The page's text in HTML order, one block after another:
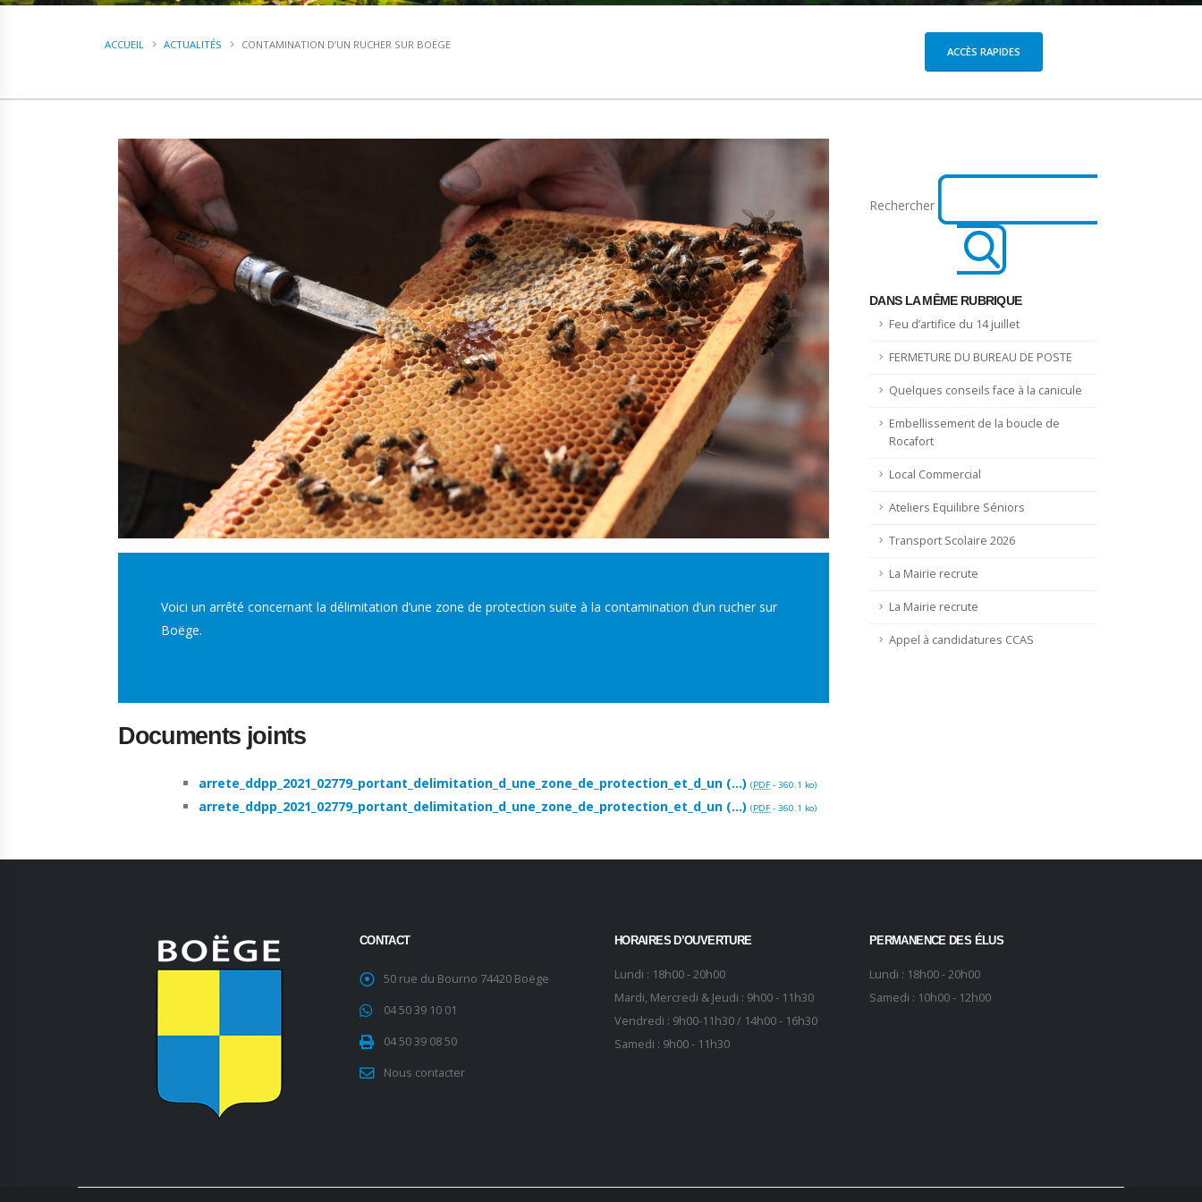
ACCUEIL ACTUALITÉS CONTAMINATION D’UN RUCHER SUR BOËGE
ACCÈS RAPIDES
Voici un arrêté concernant la délimitation d’une zone de protection suite à la contamination d’un rucher sur
Boëge.
Documents joints
arrete_ddpp_2021_02779_portant_delimitation_d_une_zone_de_protection_et_d_un (...) (PDF - 360.1 ko)
arrete_ddpp_2021_02779_portant_delimitation_d_une_zone_de_protection_et_d_un (...) (PDF - 360.1 ko)
Rechercher
DANS LA MÊME RUBRIQUE
Feu d’artifice du 14 juillet
FERMETURE DU BUREAU DE POSTE
Quelques conseils face à la canicule
Embellissement de la boucle de
Rocafort
Local Commercial
Ateliers Equilibre Séniors
Transport Scolaire 2026
La Mairie recrute
La Mairie recrute
Appel à candidatures CCAS
CONTACT
50 rue du Bourno 74420 Boëge
04 50 39 10 01
04 50 39 08 50
Nous contacter
HORAIRES D’OUVERTURE
Lundi : 18h00 - 20h00
Mardi, Mercredi & Jeudi : 9h00 - 11h30
Vendredi : 9h00-11h30 / 14h00 - 16h30
Samedi : 9h00 - 11h30
PERMANENCE DES ÉLUS
Lundi : 18h00 - 20h00
Samedi : 10h00 - 12h00